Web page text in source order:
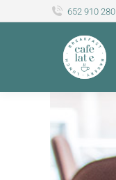
652 910 280